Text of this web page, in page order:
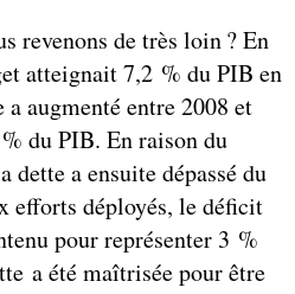
revenons de très loin ? En
atteignait 7,2 % du PIB en
augmenté entre 2008 et
du PIB. En raison du
dette a ensuite dépassé du
efforts déployés, le déficit
pour représenter 3 %
a été maîtrisée pour être